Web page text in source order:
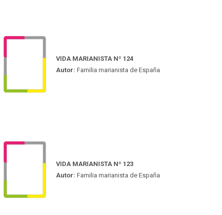
VIDA MARIANISTA Nº 124
Autor: Familia marianista de España
VIDA MARIANISTA Nº 123
Autor: Familia marianista de España